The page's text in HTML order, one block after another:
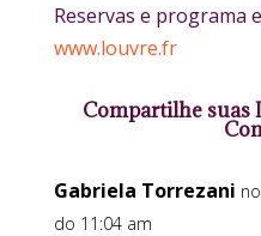
Reservas e programa
www.louvre.fr
Compartilhe suas
Gabriela Torrezani
do 11:04 am